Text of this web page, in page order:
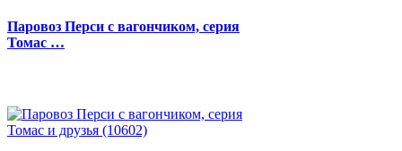
Паровоз Перси с вагончиком, серия
Томас …